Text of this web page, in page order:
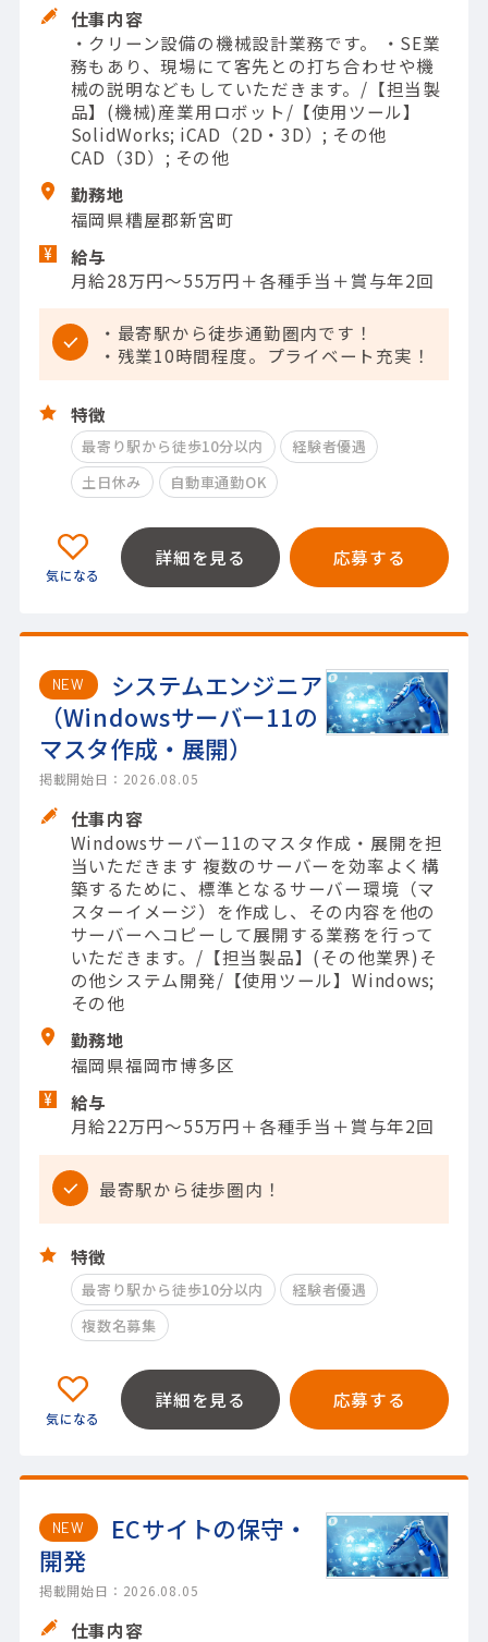
仕事内容
・クリーン設備の機械設計業務です。 ・SE業
務もあり、現場にて客先との打ち合わせや機
械の説明などもしていただきます。/【担当製
品】(機械)産業用ロボット/【使用ツール】
SolidWorks; iCAD（2D・3D）; その他
CAD（3D）; その他
勤務地
福岡県糟屋郡新宮町
給与
月給28万円～55万円＋各種手当＋賞与年2回
・最寄駅から徒歩通勤圏内です！
・残業10時間程度。プライベート充実！
特徴
最寄り駅から徒歩10分以内
経験者優遇
土日休み
自動車通勤OK
詳細を見る 応募する
NEW
システムエンジニア
（Windowsサーバー11の
マスタ作成・展開）
掲載開始日：2026.08.05
仕事内容
Windowsサーバー11のマスタ作成・展開を担
当いただきます 複数のサーバーを効率よく構
築するために、標準となるサーバー環境（マ
スターイメージ）を作成し、その内容を他の
サーバーへコピーして展開する業務を行って
いただきます。/【担当製品】(その他業界)そ
の他システム開発/【使用ツール】Windows;
その他
勤務地
福岡県福岡市博多区
給与
月給22万円～55万円＋各種手当＋賞与年2回
最寄駅から徒歩圏内！
特徴
最寄り駅から徒歩10分以内
経験者優遇
複数名募集
詳細を見る 応募する
NEW
ECサイトの保守・
開発
掲載開始日：2026.08.05
仕事内容